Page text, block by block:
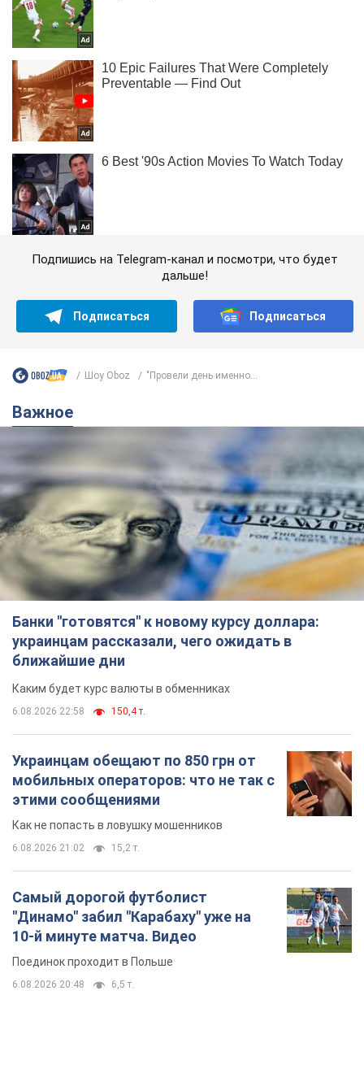
Подпишись на Telegram-канал и посмотри, что будет
дальше!
Подписаться Подписаться
Шоу Oboz "Провели день именно...
Важное
Банки "готовятся" к новому курсу доллара:
украинцам рассказали, чего ожидать в
ближайшие дни
Каким будет курс валюты в обменниках
6.08.2026 22:58 150,4 т.
Украинцам обещают по 850 грн от
мобильных операторов: что не так с
этими сообщениями
Как не попасть в ловушку мошенников
6.08.2026 21:02 15,2 т.
Самый дорогой футболист
"Динамо" забил "Карабаху" уже на
10-й минуте матча. Видео
Поединок проходит в Польше
6.08.2026 20:48 6,5 т.